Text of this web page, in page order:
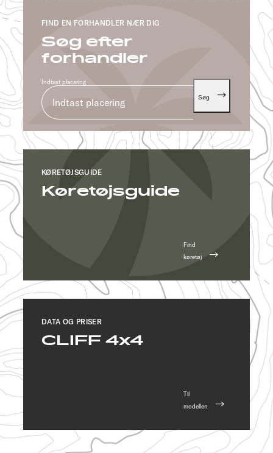
FIND EN FORHANDLER NÆR DIG
Søg efter
forhandler
Indtast placering
Søg
KØRETØJSGUIDE
Køretøjsguide
Find
køretøj
DATA OG PRISER
CLIFF 4x4
Til
modellen